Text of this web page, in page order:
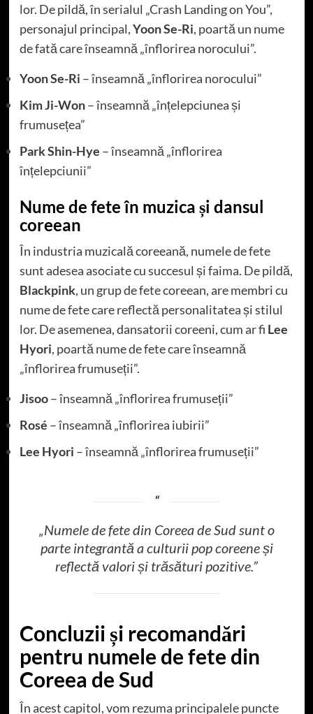
lor. De pildă, în serialul „Crash Landing on You”,
personajul principal,Yoon Se-Ri, poartă un nume
de fată care înseamnă „înflorirea norocului”.
Yoon Se-Ri – înseamnă „înflorirea norocului”
Kim Ji-Won– înseamnă „înțelepciunea și
frumusețea”
Park Shin-Hye – înseamnă „înflorirea
înțelepciunii”
Nume de fete în muzica și dansul
coreean
În industria muzicală coreeană, numele de fete
sunt adesea asociate cu succesul și faima. De pildă,
Blackpink, un grup de fete coreean, are membri cu
nume de fete care reflectă personalitatea și stilul
lor. De asemenea, dansatorii coreeni, cum ar fi Lee
Hyori, poartă nume de fete care înseamnă
„înflorirea frumuseții”.
Jisoo– înseamnă „înflorirea frumuseții”
Rosé – înseamnă „înflorirea iubirii”
Lee Hyori – înseamnă „înflorirea frumuseții”
„Numele de fete din Coreea de Sud sunt o
parte integrantă a culturii pop coreene și
reflectă valori și trăsături pozitive.”
Concluzii și recomandări
pentru numele de fete din
Coreea de Sud
În acest capitol, vom rezuma principalele puncte